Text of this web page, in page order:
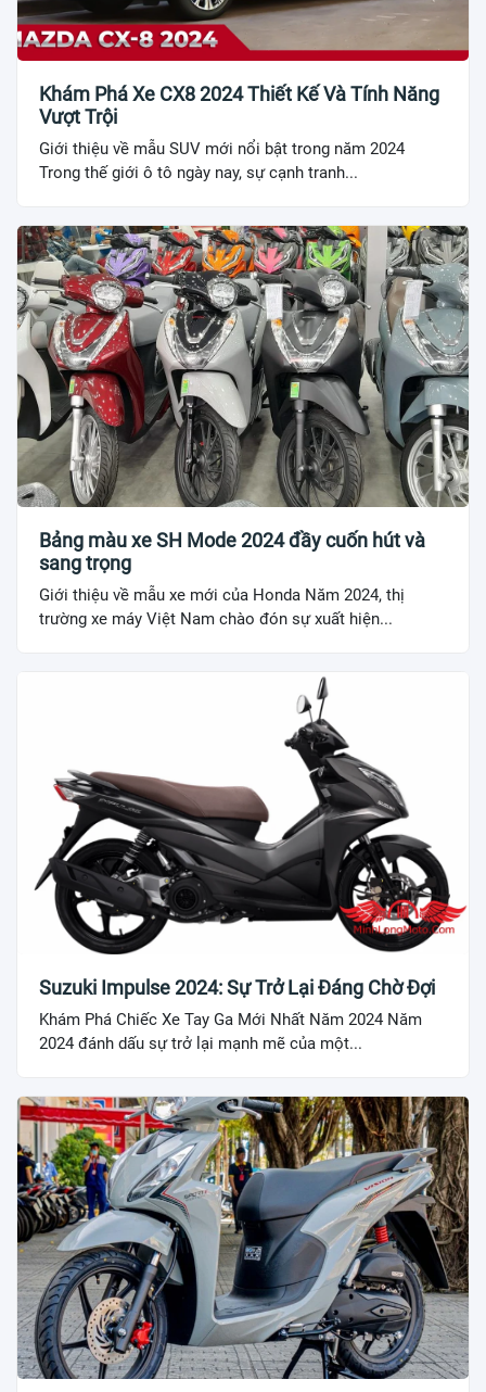
Khám Phá Xe CX8 2024 Thiết Kế Và Tính Năng
Vượt Trội
Giới thiệu về mẫu SUV mới nổi bật trong năm 2024
Trong thế giới ô tô ngày nay, sự cạnh tranh...
Bảng màu xe SH Mode 2024 đầy cuốn hút và
sang trọng
Giới thiệu về mẫu xe mới của Honda Năm 2024, thị
trường xe máy Việt Nam chào đón sự xuất hiện...
Suzuki Impulse 2024: Sự Trở Lại Đáng Chờ Đợi
Khám Phá Chiếc Xe Tay Ga Mới Nhất Năm 2024 Năm
2024 đánh dấu sự trở lại mạnh mẽ của một...